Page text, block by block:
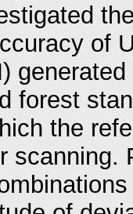
of
forest
the
scanning.